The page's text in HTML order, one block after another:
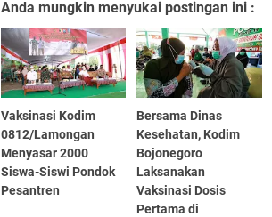
Anda mungkin menyukai postingan ini :
Vaksinasi Kodim
0812/Lamongan
Menyasar 2000
Siswa-Siswi Pondok
Pesantren
Bersama Dinas
Kesehatan, Kodim
Bojonegoro
Laksanakan
Vaksinasi Dosis
Pertama di